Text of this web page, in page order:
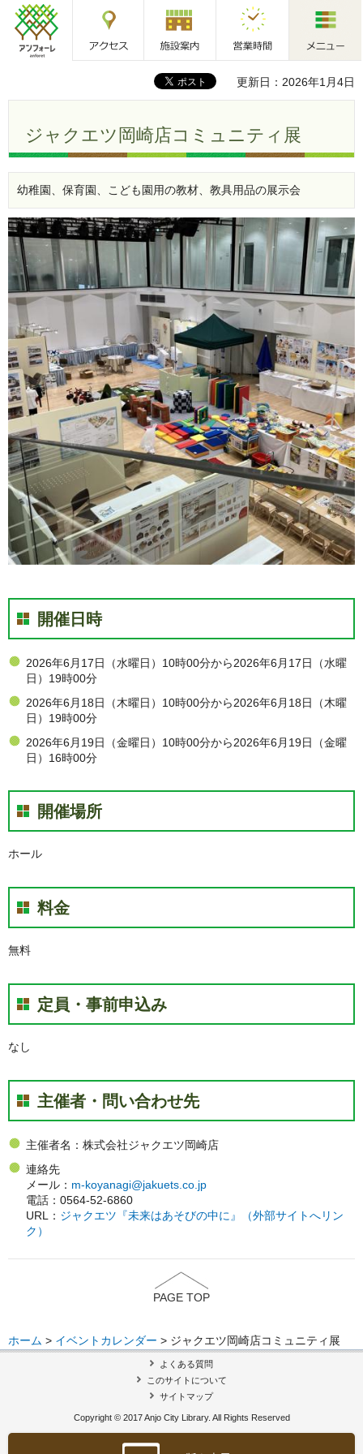
アンフォーレ 施設案内 営業時間
更新日：2026年1月4日
ジャクエツ岡崎店コミュニティ展
幼稚園、保育園、こども園用の教材、教具用品の展示会
開催日時
2026年6月17日（水曜日）10時00分から2026年6月17日（水曜
日）19時00分
2026年6月18日（木曜日）10時00分から2026年6月18日（木曜
日）19時00分
2026年6月19日（金曜日）10時00分から2026年6月19日（金曜
日）16時00分
開催場所
ホール
料金
無料
定員・事前申込み
なし
主催者・問い合わせ先
主催者名：株式会社ジャクエツ岡崎店
連絡先
メール： m-koyanagi@jakuets.co.jp
電話：0564-52-6860
URL： ジャクエツ『未来はあそびの中に』（外部サイトへリン
ク）
PAGE TOP
ホーム > イベントカレンダー > ジャクエツ岡崎店コミュニティ展
よくある質問
このサイトについて
サイトマップ
Copyright © 2017 Anjo City Library. All Rights Reserved